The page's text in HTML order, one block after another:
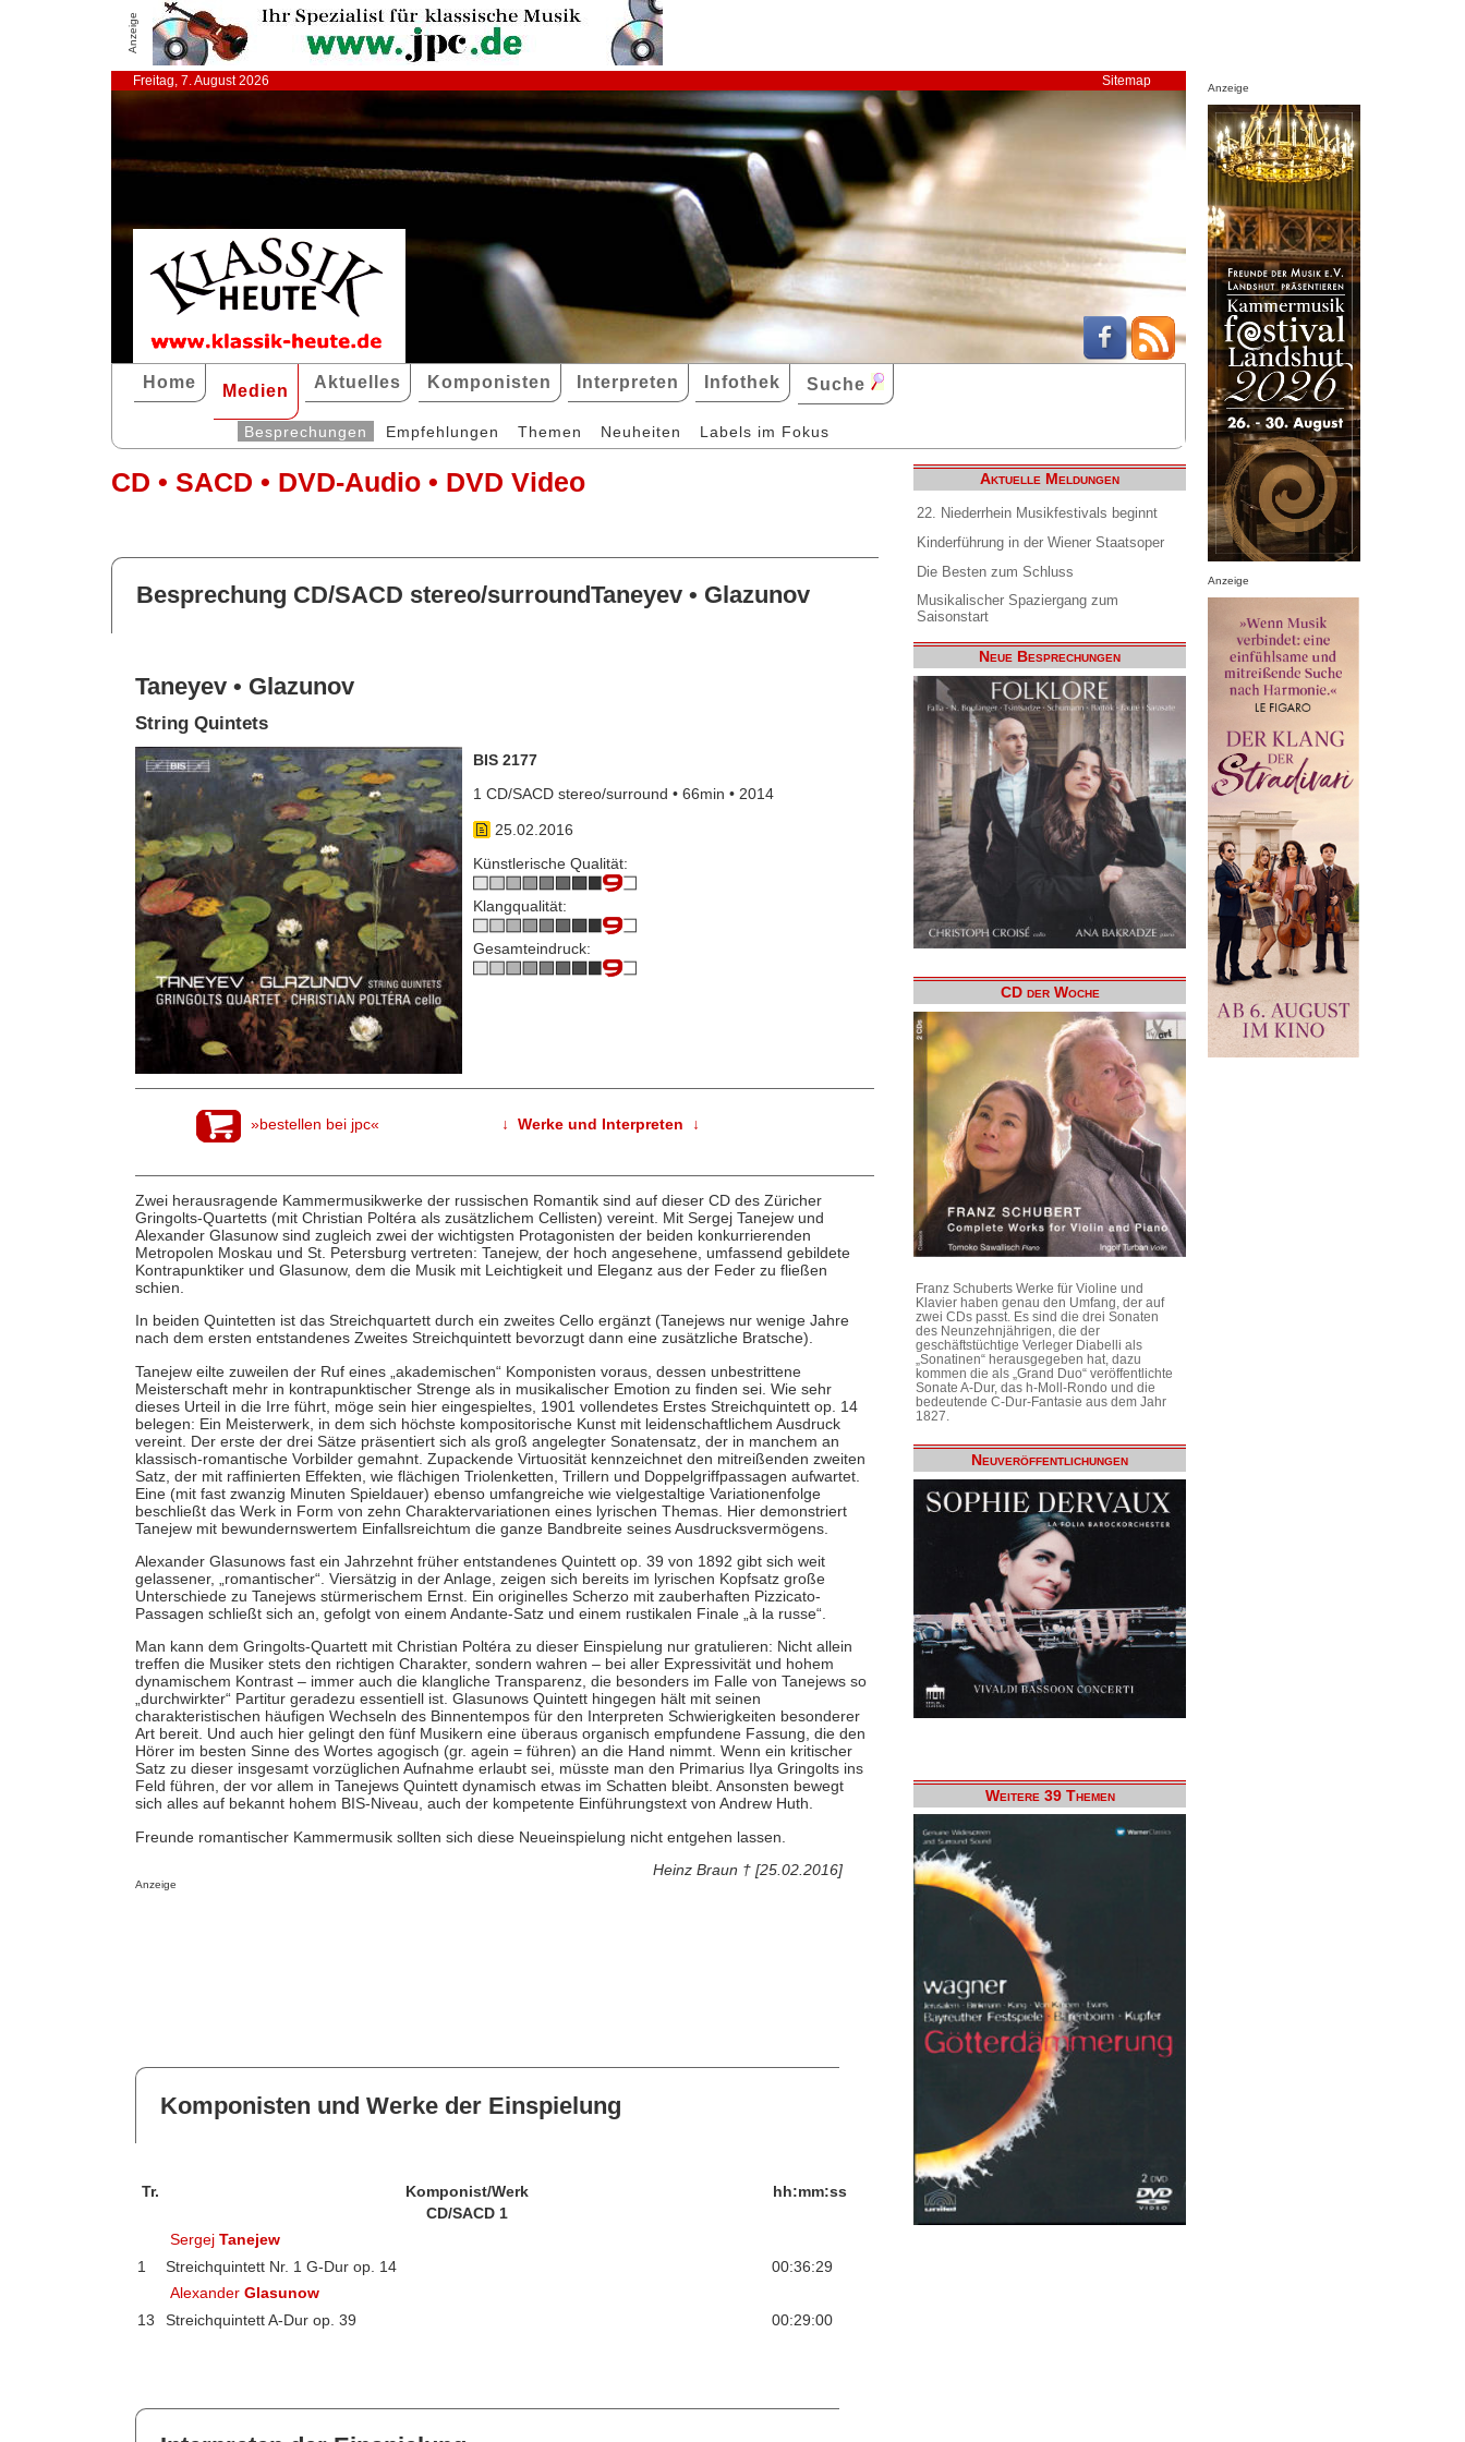
Anzeige
Freitag, 7. August 2026 Sitemap
Home Medien Aktuelles Komponisten Interpreten Infothek Suche
Besprechungen Empfehlungen Themen Neuheiten Labels im Fokus
CD • SACD • DVD-Audio • DVD Video
Besprechung CD/SACD stereo/surroundTaneyev • Glazunov
Taneyev • Glazunov
String Quintets
BIS 2177
1 CD/SACD stereo/surround • 66min • 2014
25.02.2016
Künstlerische Qualität:
Klangqualität:
Gesamteindruck:
»bestellen bei jpc« ↓ Werke und Interpreten ↓
Zwei herausragende Kammermusikwerke der russischen Romantik sind auf dieser CD des Züricher
Gringolts-Quartetts (mit Christian Poltéra als zusätzlichem Cellisten) vereint. Mit Sergej Tanejew und
Alexander Glasunow sind zugleich zwei der wichtigsten Protagonisten der beiden konkurrierenden
Metropolen Moskau und St. Petersburg vertreten: Tanejew, der hoch angesehene, umfassend gebildete
Kontrapunktiker und Glasunow, dem die Musik mit Leichtigkeit und Eleganz aus der Feder zu fließen
schien.
In beiden Quintetten ist das Streichquartett durch ein zweites Cello ergänzt (Tanejews nur wenige Jahre
nach dem ersten entstandenes Zweites Streichquintett bevorzugt dann eine zusätzliche Bratsche).
Tanejew eilte zuweilen der Ruf eines „akademischen“ Komponisten voraus, dessen unbestrittene
Meisterschaft mehr in kontrapunktischer Strenge als in musikalischer Emotion zu finden sei. Wie sehr
dieses Urteil in die Irre führt, möge sein hier eingespieltes, 1901 vollendetes Erstes Streichquintett op. 14
belegen: Ein Meisterwerk, in dem sich höchste kompositorische Kunst mit leidenschaftlichem Ausdruck
vereint. Der erste der drei Sätze präsentiert sich als groß angelegter Sonatensatz, der in manchem an
klassisch-romantische Vorbilder gemahnt. Zupackende Virtuosität kennzeichnet den mitreißenden zweiten
Satz, der mit raffinierten Effekten, wie flächigen Triolenketten, Trillern und Doppelgriffpassagen aufwartet.
Eine (mit fast zwanzig Minuten Spieldauer) ebenso umfangreiche wie vielgestaltige Variationenfolge
beschließt das Werk in Form von zehn Charaktervariationen eines lyrischen Themas. Hier demonstriert
Tanejew mit bewundernswertem Einfallsreichtum die ganze Bandbreite seines Ausdrucksvermögens.
Alexander Glasunows fast ein Jahrzehnt früher entstandenes Quintett op. 39 von 1892 gibt sich weit
gelassener, „romantischer“. Viersätzig in der Anlage, zeigen sich bereits im lyrischen Kopfsatz große
Unterschiede zu Tanejews stürmerischem Ernst. Ein originelles Scherzo mit zauberhaften Pizzicato-
Passagen schließt sich an, gefolgt von einem Andante-Satz und einem rustikalen Finale „à la russe“.
Man kann dem Gringolts-Quartett mit Christian Poltéra zu dieser Einspielung nur gratulieren: Nicht allein
treffen die Musiker stets den richtigen Charakter, sondern wahren – bei aller Expressivität und hohem
dynamischem Kontrast – immer auch die klangliche Transparenz, die besonders im Falle von Tanejews so
„durchwirkter“ Partitur geradezu essentiell ist. Glasunows Quintett hingegen hält mit seinen
charakteristischen häufigen Wechseln des Binnentempos für den Interpreten Schwierigkeiten besonderer
Art bereit. Und auch hier gelingt den fünf Musikern eine überaus organisch empfundene Fassung, die den
Hörer im besten Sinne des Wortes agogisch (gr. agein = führen) an die Hand nimmt. Wenn ein kritischer
Satz zu dieser insgesamt vorzüglichen Aufnahme erlaubt sei, müsste man den Primarius Ilya Gringolts ins
Feld führen, der vor allem in Tanejews Quintett dynamisch etwas im Schatten bleibt. Ansonsten bewegt
sich alles auf bekannt hohem BIS-Niveau, auch der kompetente Einführungstext von Andrew Huth.
Freunde romantischer Kammermusik sollten sich diese Neueinspielung nicht entgehen lassen.
Heinz Braun † [25.02.2016]
Anzeige
Komponisten und Werke der Einspielung
Tr. Komponist/Werk
hh:mm:ss
CD/SACD 1
SergejTanejew
1
Streichquintett Nr. 1 G-Dur op. 14
00:36:29
AlexanderGlasunow
13
Streichquintett A-Dur op. 39 00:29:00
Aktuelle Meldungen
22. Niederrhein Musikfestivals beginnt
Kinderführung in der Wiener Staatsoper
Die Besten zum Schluss
Musikalischer Spaziergang zum
Saisonstart
Neue Besprechungen
CD der Woche
Franz Schuberts Werke für Violine und
Klavier haben genau den Umfang, der auf
zwei CDs passt. Es sind die drei Sonaten
des Neunzehnjährigen, die der
geschäftstüchtige Verleger Diabelli als
„Sonatinen“ herausgegeben hat, dazu
kommen die als „Grand Duo“ veröffentlichte
Sonate A-Dur, das h-Moll-Rondo und die
bedeutende C-Dur-Fantasie aus dem Jahr
1827.
Neuveröffentlichungen
Weitere 39 Themen
Anzeige
Anzeige